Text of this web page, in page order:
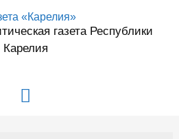
газета Республики
Карелия
Главное